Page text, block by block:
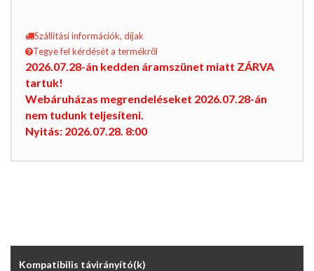
Szállítási információk, díjak
Tegye fel kérdését a termékről
2026.07.28-án kedden áramszünet miatt ZÁRVA
tartuk!
Webáruházas megrendeléseket 2026.07.28-án
nem tudunk teljesíteni.
Nyitás: 2026.07.28. 8:00
Kompatibilis távirányító(k)